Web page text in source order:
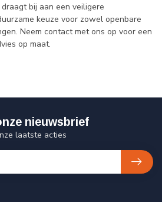
bij aan een veiligere
keuze voor zowel openbare
Neem contact met ons op voor een
op maat.
nieuwsbrief
laatste acties